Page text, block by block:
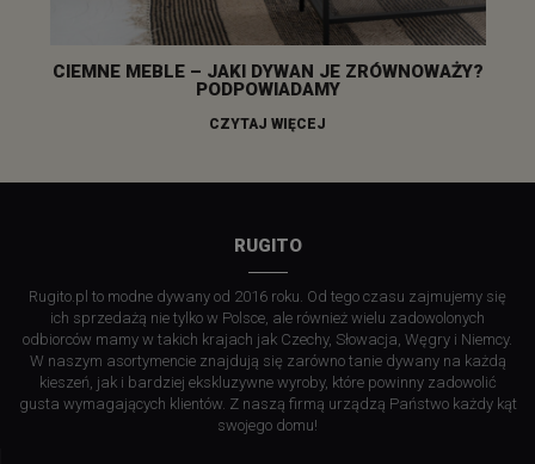
CIEMNE MEBLE – JAKI DYWAN JE ZRÓWNOWAŻY?
PODPOWIADAMY
CZYTAJ WIĘCEJ
RUGITO
Rugito.pl to modne dywany od 2016 roku. Od tego czasu zajmujemy się
ich sprzedażą nie tylko w Polsce, ale również wielu zadowolonych
odbiorców mamy w takich krajach jak Czechy, Słowacja, Węgry i Niemcy.
W naszym asortymencie znajdują się zarówno tanie dywany na każdą
kieszeń, jak i bardziej ekskluzywne wyroby, które powinny zadowolić
gusta wymagających klientów. Z naszą firmą urządzą Państwo każdy kąt
swojego domu!